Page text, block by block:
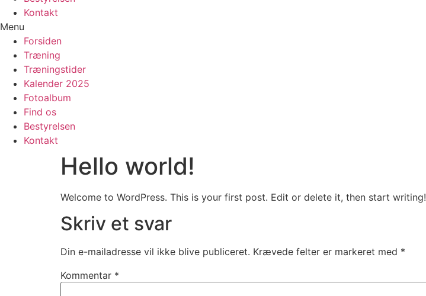
Kontakt
Menu
Forsiden
Træning
Træningstider
Kalender 2025
Fotoalbum
Find os
Bestyrelsen
Kontakt
Hello world!
Welcome to WordPress. This is your first post. Edit or delete it, then start writing!
Skriv et svar
Din e-mailadresse vil ikke blive publiceret. Krævede felter er markeret med *
Kommentar *